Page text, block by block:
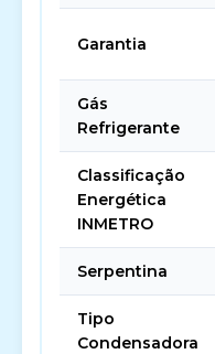
Garantia
Gás
Refrigerante
Classificação
Energética
INMETRO
Serpentina
Tipo
Condensadora